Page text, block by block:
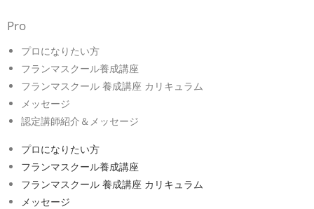
Pro
プロになりたい方
フランマスクール養成講座
フランマスクール 養成講座 カリキュラム
メッセージ
認定講師紹介＆メッセージ
プロになりたい方
フランマスクール養成講座
フランマスクール 養成講座 カリキュラム
メッセージ